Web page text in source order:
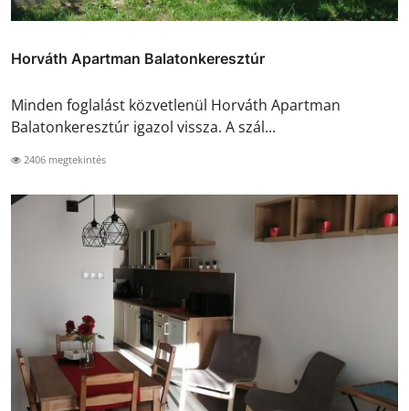
Horváth Apartman Balatonkeresztúr
Minden foglalást közvetlenül Horváth Apartman
Balatonkeresztúr igazol vissza. A szál...
2406 megtekintés